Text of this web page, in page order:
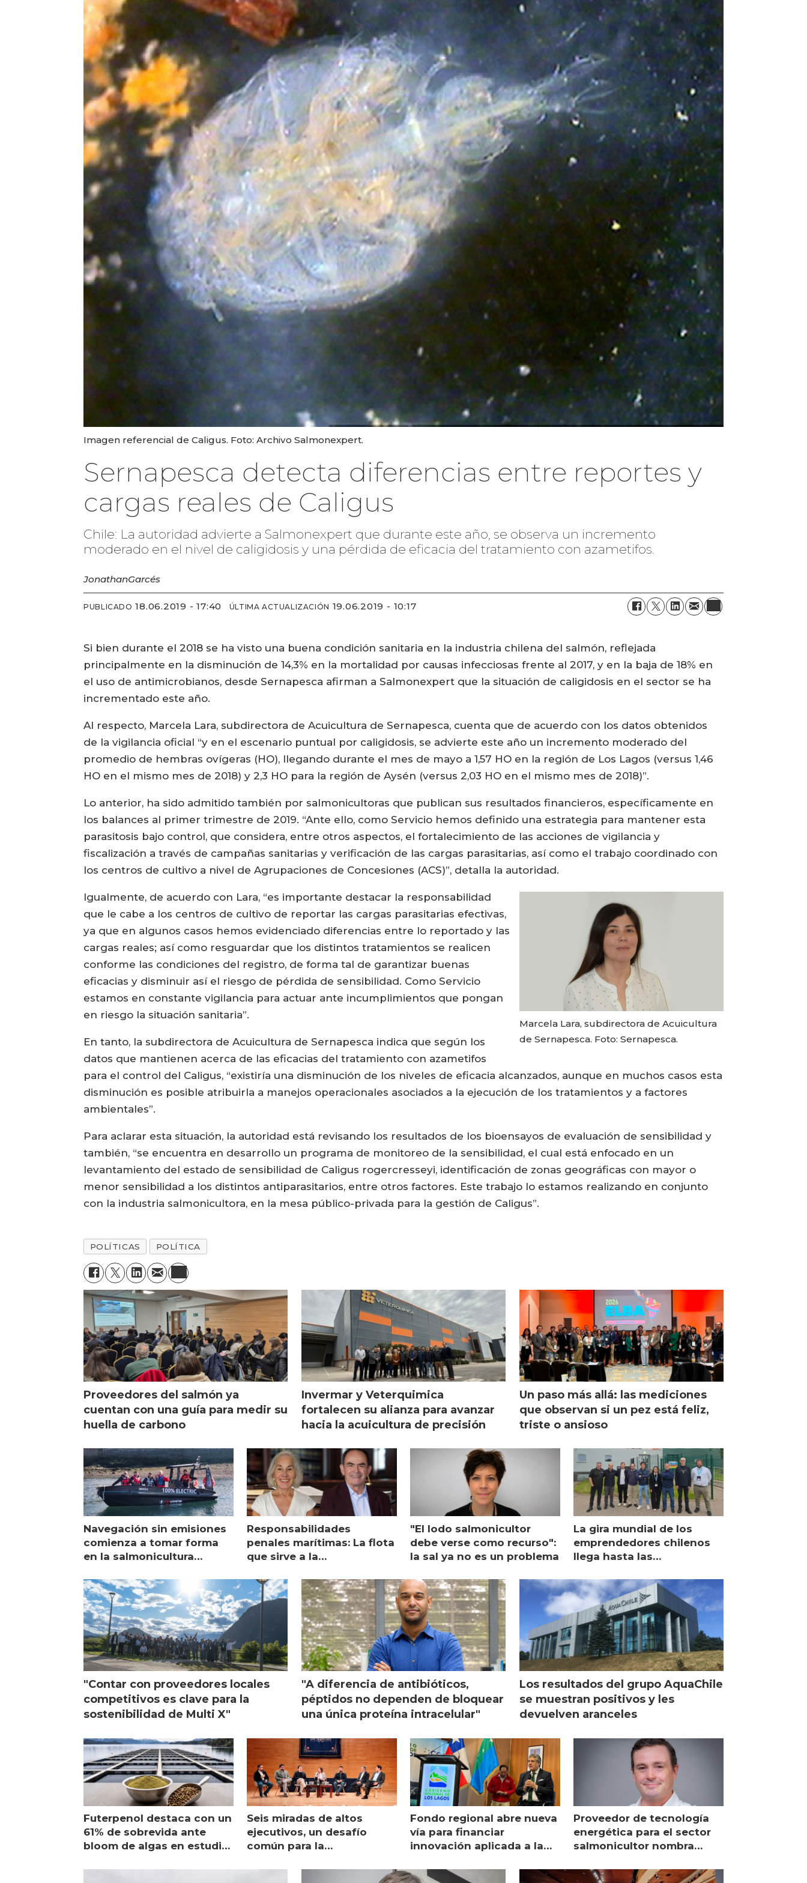
Imagen referencial de Caligus. Foto: Archivo Salmonexpert.
Sernapesca detecta diferencias entre reportes y
cargas reales de Caligus
Chile: La autoridad advierte a Salmonexpert que durante este año, se observa un incremento
moderado en el nivel de caligidosis y una pérdida de eficacia del tratamiento con azametifos.
JonathanGarcés
PUBLICADO 18.06.2019 - 17:40 ÚLTIMA ACTUALIZACIÓN 19.06.2019 - 10:17
Si bien durante el 2018 se ha visto una buena condición sanitaria en la industria chilena del salmón, reflejada
principalmente en la disminución de 14,3% en la mortalidad por causas infecciosas frente al 2017, y en la baja de 18% en
el uso de antimicrobianos, desde Sernapesca afirman a Salmonexpert que la situación de caligidosis en el sector se ha
incrementado este año.
Al respecto, Marcela Lara, subdirectora de Acuicultura de Sernapesca, cuenta que de acuerdo con los datos obtenidos
de la vigilancia oficial “y en el escenario puntual por caligidosis, se advierte este año un incremento moderado del
promedio de hembras ovígeras (HO), llegando durante el mes de mayo a 1,57 HO en la región de Los Lagos (versus 1,46
HO en el mismo mes de 2018) y 2,3 HO para la región de Aysén (versus 2,03 HO en el mismo mes de 2018)”.
Lo anterior, ha sido admitido también por salmonicultoras que publican sus resultados financieros, específicamente en
los balances al primer trimestre de 2019. “Ante ello, como Servicio hemos definido una estrategia para mantener esta
parasitosis bajo control, que considera, entre otros aspectos, el fortalecimiento de las acciones de vigilancia y
fiscalización a través de campañas sanitarias y verificación de las cargas parasitarias, así como el trabajo coordinado con
los centros de cultivo a nivel de Agrupaciones de Concesiones (ACS)”, detalla la autoridad.
Marcela Lara, subdirectora de Acuicultura
de Sernapesca. Foto: Sernapesca.
Igualmente, de acuerdo con Lara, “es importante destacar la responsabilidad
que le cabe a los centros de cultivo de reportar las cargas parasitarias efectivas,
ya que en algunos casos hemos evidenciado diferencias entre lo reportado y las
cargas reales; así como resguardar que los distintos tratamientos se realicen
conforme las condiciones del registro, de forma tal de garantizar buenas
eficacias y disminuir así el riesgo de pérdida de sensibilidad. Como Servicio
estamos en constante vigilancia para actuar ante incumplimientos que pongan
en riesgo la situación sanitaria”.
En tanto, la subdirectora de Acuicultura de Sernapesca indica que según los
datos que mantienen acerca de las eficacias del tratamiento con azametifos
para el control del Caligus, “existiría una disminución de los niveles de eficacia alcanzados, aunque en muchos casos esta
disminución es posible atribuirla a manejos operacionales asociados a la ejecución de los tratamientos y a factores
ambientales”.
Para aclarar esta situación, la autoridad está revisando los resultados de los bioensayos de evaluación de sensibilidad y
también, “se encuentra en desarrollo un programa de monitoreo de la sensibilidad, el cual está enfocado en un
levantamiento del estado de sensibilidad de Caligus rogercresseyi, identificación de zonas geográficas con mayor o
menor sensibilidad a los distintos antiparasitarios, entre otros factores. Este trabajo lo estamos realizando en conjunto
con la industria salmonicultora, en la mesa público-privada para la gestión de Caligus”.
POLÍTICAS POLÍTICA
Proveedores del salmón ya
cuentan con una guía para medir su
huella de carbono
Invermar y Veterquimica
fortalecen su alianza para avanzar
hacia la acuicultura de precisión
Un paso más allá: las mediciones
que observan si un pez está feliz,
triste o ansioso
Navegación sin emisiones
comienza a tomar forma
en la salmonicultura
Responsabilidades
penales marítimas: La flota
que sirve a la
visión
"El lodo salmonicultor
debe verse como recurso":
la sal ya no es un problema
La gira mundial de los
emprendedores chilenos
llega hasta las
Escocia
"Contar con proveedores locales
competitivos es clave para la
sostenibilidad de Multi X"
"A diferencia de antibióticos,
péptidos no dependen de bloquear
una única proteína intracelular"
Los resultados del grupo AquaChile
se muestran positivos y les
devuelven aranceles
Futerpenol destaca con un
61% de sobrevida ante
bloom de algas en estudio
Seis miradas de altos
ejecutivos, un desafío
común para la
Fondo regional abre nueva
vía para financiar
innovación aplicada a la
Proveedor de tecnología
energética para el sector
salmonicultor nombra